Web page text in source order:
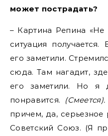
может пострадать?
– Картина Репина
ситуация
его заметили.
сюда. Там нагадит,
его заметили. Но я
понравится. (Смеется).
причем, да, серьезное
Советский Союз. (Я